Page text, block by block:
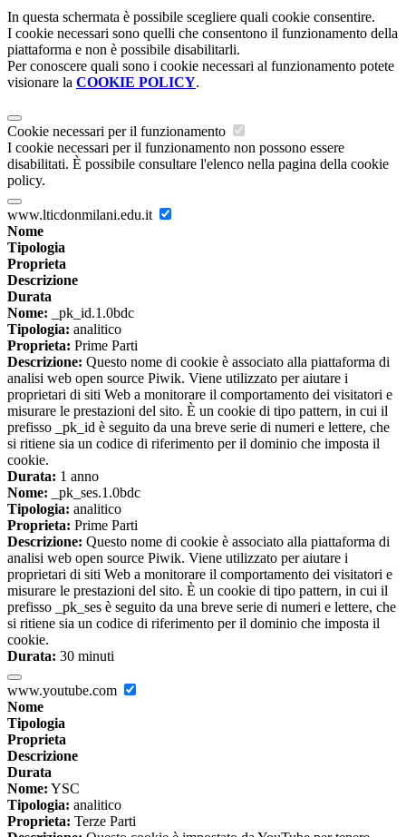
In questa schermata è possibile scegliere quali cookie consentire.
I cookie necessari sono quelli che consentono il funzionamento della
piattaforma e non è possibile disabilitarli.
Per conoscere quali sono i cookie necessari al funzionamento potete
visionare la COOKIE POLICY.
Cookie necessari per il funzionamento
I cookie necessari per il funzionamento non possono essere
disabilitati. È possibile consultare l'elenco nella pagina della cookie
policy.
www.lticdonmilani.edu.it
Nome
Tipologia
Proprieta
Descrizione
Durata
Nome: _pk_id.1.0bdc
Tipologia: analitico
Proprieta: Prime Parti
Descrizione: Questo nome di cookie è associato alla piattaforma di
analisi web open source Piwik. Viene utilizzato per aiutare i
proprietari di siti Web a monitorare il comportamento dei visitatori e
misurare le prestazioni del sito. È un cookie di tipo pattern, in cui il
prefisso _pk_id è seguito da una breve serie di numeri e lettere, che
si ritiene sia un codice di riferimento per il dominio che imposta il
cookie.
Durata: 1 anno
Nome: _pk_ses.1.0bdc
Tipologia: analitico
Proprieta: Prime Parti
Descrizione: Questo nome di cookie è associato alla piattaforma di
analisi web open source Piwik. Viene utilizzato per aiutare i
proprietari di siti Web a monitorare il comportamento dei visitatori e
misurare le prestazioni del sito. È un cookie di tipo pattern, in cui il
prefisso _pk_ses è seguito da una breve serie di numeri e lettere, che
si ritiene sia un codice di riferimento per il dominio che imposta il
cookie.
Durata: 30 minuti
www.youtube.com
Nome
Tipologia
Proprieta
Descrizione
Durata
Nome: YSC
Tipologia: analitico
Proprieta: Terze Parti